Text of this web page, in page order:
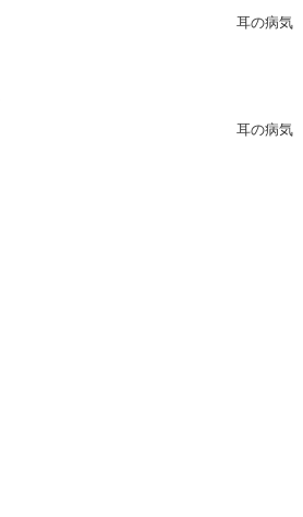
耳の病気
耳の病気